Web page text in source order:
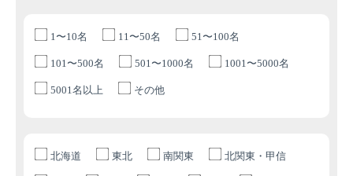
1〜10名 11〜50名 51〜100名
101〜500名 501〜1000名 1001〜5000名
5001名以上 その他
北海道 東北 南関東 北関東・甲信